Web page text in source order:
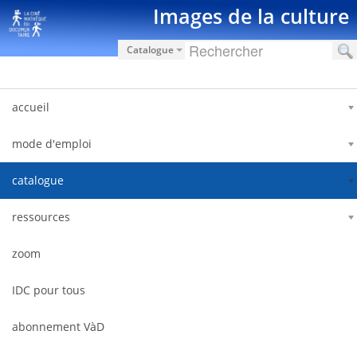
Zum Inhalt wechseln Images de la culture
Catalogue
accueil
mode d'emploi
catalogue
ressources
zoom
IDC pour tous
abonnement VàD